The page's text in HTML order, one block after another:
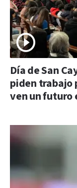
Día de San
piden trabajo
ven un futuro